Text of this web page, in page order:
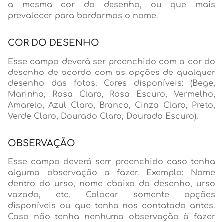
a mesma cor do desenho, ou que mais
prevalecer para bordarmos o nome.
COR DO DESENHO
Esse campo deverá ser preenchido com a cor do
desenho de acordo com as opções de qualquer
desenho das fotos. Cores disponíveis: (Bege,
Marinho, Rosa Claro, Rosa Escuro, Vermelho,
Amarelo, Azul Claro, Branco, Cinza Claro, Preto,
Verde Claro, Dourado Claro, Dourado Escuro).
OBSERVAÇÃO
Esse campo deverá sem preenchido caso tenha
alguma observação a fazer. Exemplo: Nome
dentro do urso, nome abaixo do desenho, urso
vazado, etc. Colocar somente opções
disponíveis ou que tenha nos contatado antes.
Caso não tenha nenhuma observação à fazer